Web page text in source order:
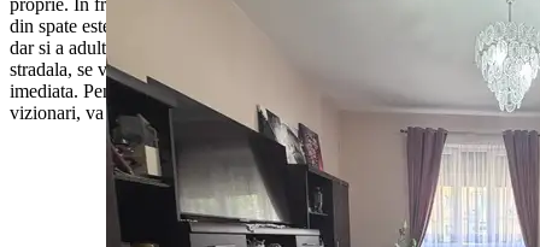
proprie. In frontul strazii este si un garaj de 30 mp. Casa tip cabana
din spate este compartimentata cu spatii mai mici. Bucuria copiilor,
dar si a adultilor este si casa din copac, in suprafata de 18 mp. Casa
stradala, se vinde utilata si mobilata complet, avand disponibilitate
imediata. Pentru mai multe detalii sau pentru programarea unei
vizionari, va stam cu drag la dispozitie, Echipa Napoca Imobiliare!